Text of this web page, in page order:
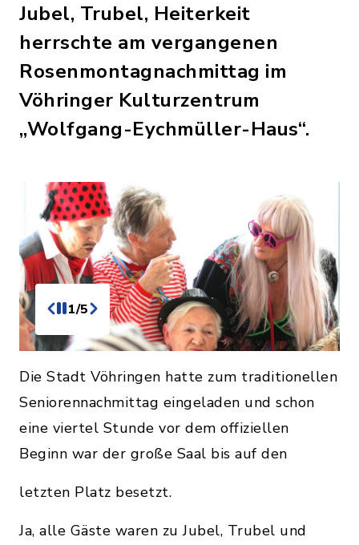
Jubel, Trubel, Heiterkeit
herrschte am vergangenen
Rosenmontagnachmittag im
Vöhringer Kulturzentrum
„Wolfgang-Eychmüller-Haus“.
1/5
Die Stadt Vöhringen hatte zum traditionellen
Seniorennachmittag eingeladen und schon
eine viertel Stunde vor dem offiziellen
Beginn war der große Saal bis auf den
letzten Platz besetzt.
Ja, alle Gäste waren zu Jubel, Trubel und